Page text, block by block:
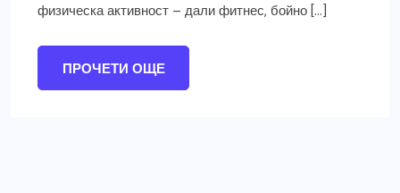
физическа активност – дали фитнес, бойно […]
ПРОЧЕТИ ОЩЕ